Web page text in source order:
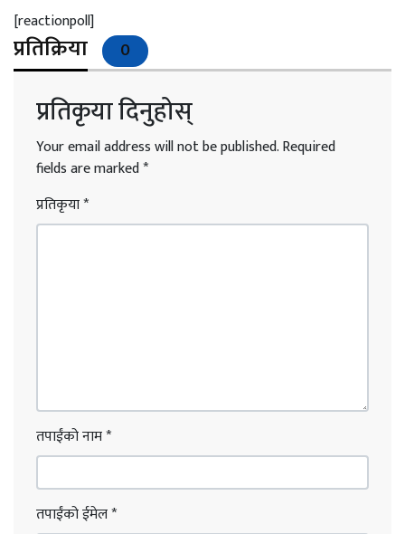
[reactionpoll]
प्रतिक्रिया 0
प्रतिकृया दिनुहोस्
Your email address will not be published.Required
fields are marked*
प्रतिकृया*
तपाईंको नाम*
तपाईंको ईमेल*